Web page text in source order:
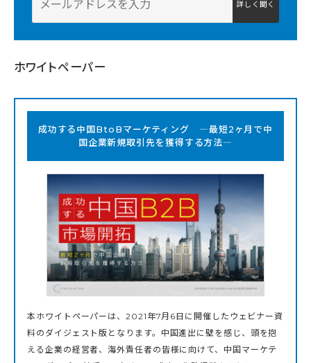
詳しく聞く
ホワイトペーパー
成功する中国BtoBマーケティング ―最短2ヶ月で中
国企業新規取引先を獲得する方法―
本ホワイトペーパーは、2021年7月6日に開催したウェビナー資
料のダイジェスト版となります。中国進出に壁を感じ、頭を抱
える企業の経営者、海外責任者の皆様に向けて、中国マーケテ